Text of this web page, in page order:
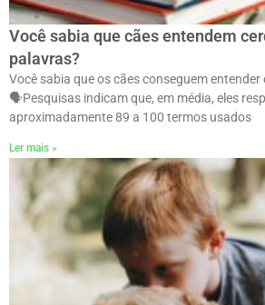
Você sabia que cães entendem
palavras?
Você sabia que os cães conseguem
🗣ㅤPesquisas indicam que, em média, eles
aproximadamente 89 a 100 termos usados
Ler mais »